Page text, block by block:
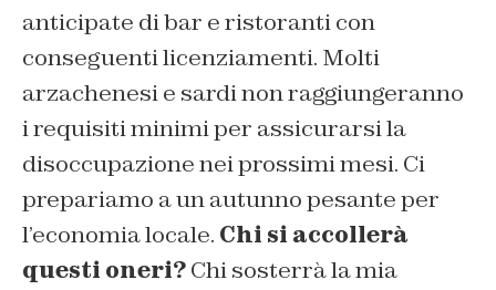
anticipate di bar e ristoranti con
conseguenti licenziamenti. Molti
arzachenesi e sardi non raggiungeranno
i requisiti minimi per assicurarsi la
disoccupazione nei prossimi mesi. Ci
prepariamo a un autunno pesante per
l’economia locale. Chi si accollerà
questi oneri?Chi sosterrà la mia